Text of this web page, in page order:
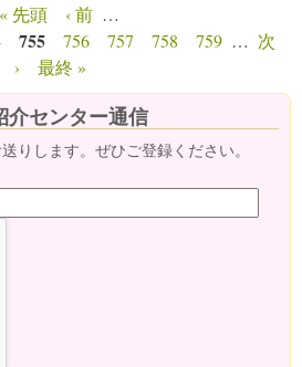
« 先頭 ‹ 前 …
755 756 757 758 759 … 次
›
最終 »
介センター通信
りします。ぜひご登録ください。